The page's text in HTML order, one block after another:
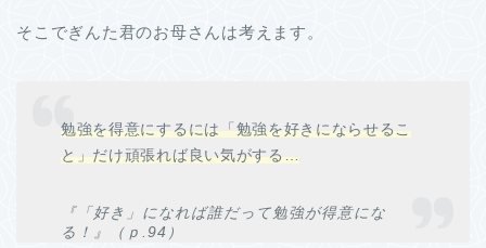
そこでぎんた君のお母さんは考えます。
勉強を得意にするには「勉強を好きにならせるこ
と」だけ頑張れば良い気がする…
『「好き」になれば誰だって勉強が得意にな
る！』（ｐ.94）